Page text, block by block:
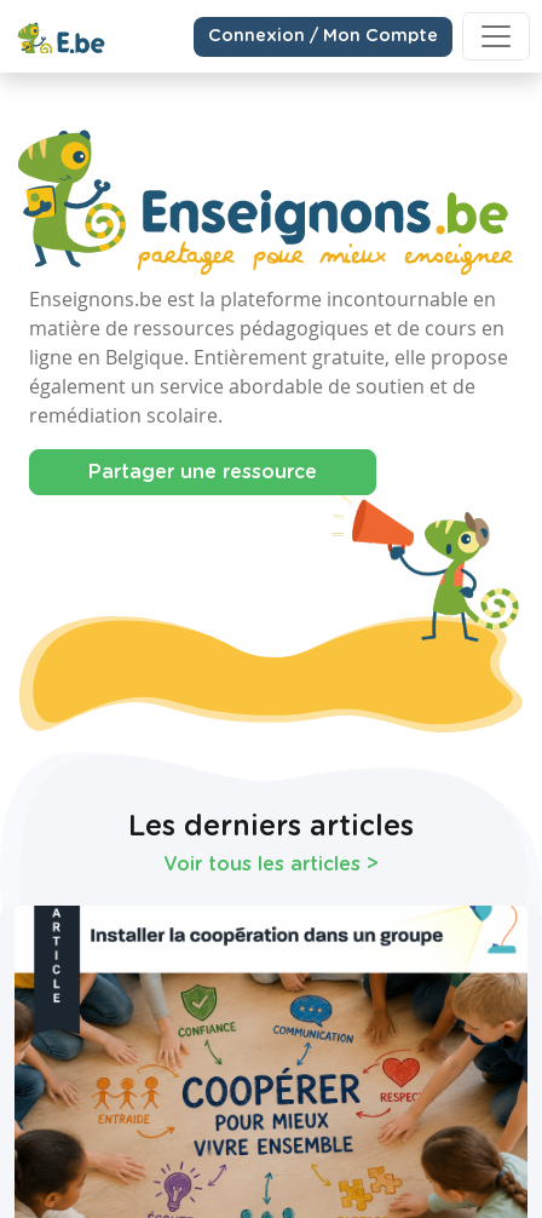
Connexion / Mon Compte
Enseignons.be est la plateforme incontournable en
matière de ressources pédagogiques et de cours en
ligne en Belgique. Entièrement gratuite, elle propose
également un service abordable de soutien et de
remédiation scolaire.
Partager une ressource
Les derniers articles
Voir tous les articles >